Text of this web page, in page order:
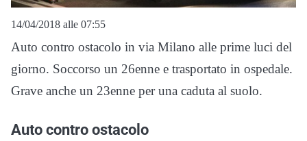
14/04/2018 alle 07:55
Auto contro ostacolo in via Milano alle prime luci del
giorno. Soccorso un 26enne e trasportato in ospedale.
Grave anche un 23enne per una caduta al suolo.
Auto contro ostacolo